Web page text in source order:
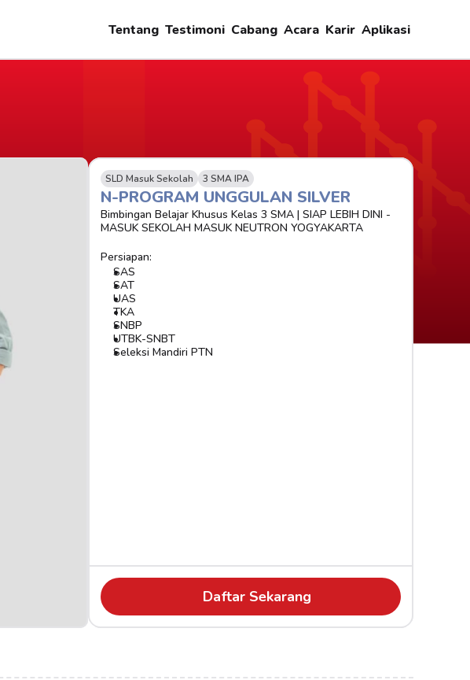
Tentang Testimoni Cabang Acara Karir Aplikasi
SLD Masuk Sekolah 3 SMA IPA
N-PROGRAM UNGGULAN SILVER
Bimbingan Belajar Khusus Kelas 3 SMA | SIAP LEBIH DINI -
MASUK SEKOLAH MASUK NEUTRON YOGYAKARTA
Persiapan:
SAS
SAT
UAS
TKA
SNBP
UTBK-SNBT
Seleksi Mandiri PTN
Daftar Sekarang